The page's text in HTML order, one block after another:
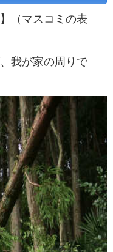
（マスコミの表
我が家の周りで